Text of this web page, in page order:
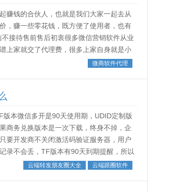
赚钱的合伙人，也就是我们大家一起去从
，赚一些零花钱，既方便了使用者，也有
接待售前售后初衷很多微信营销软件从业
上家就交了代理费，很多上家自身就是小
进入散养状态，什么都没有...微商软件代理
本微信多开是90天使用期，UDID定制版
商务兑换版本是一次下载，终身不掉，企
要开发商不关闭激活码验证服务器，用户
录不会丢，TF版本有90天到期提醒，所以
src... 云端转发朋友圈大全 云端跟圈软件